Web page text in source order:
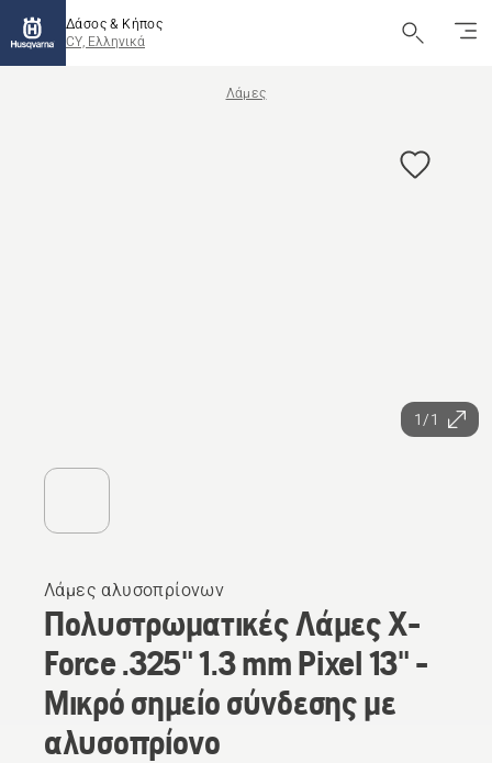
Δάσος & Κήπος
CY, Ελληνικά
Λάμες
1/1
Λάμες αλυσοπρίονων
Πολυστρωματικές Λάμες X-
Force .325" 1.3 mm Pixel 13" -
Μικρό σημείο σύνδεσης με
αλυσοπρίονο